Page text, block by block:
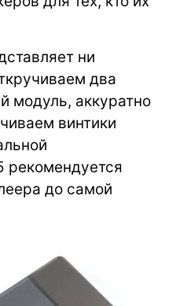
ни
два
модуль, аккуратно
винтики
рекомендуется
до самой